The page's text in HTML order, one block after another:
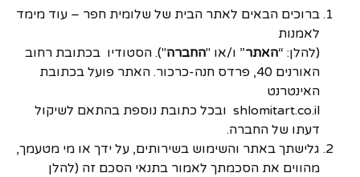
ברוכים הבאים לאתר הבית של שלומית חפר – עוד מימד
לאמנות
(להלן: “האתר” ו/או "החברה"). הסטודיו בכתובת רחוב
האורנים 40, פרדס חנה-כרכור. האתר פועל בכתובת
האינטרנט
shlomitart.co.il ובכל כתובת נוספת בהתאם לשיקול
דעתו של החברה.
גלישתך באתר והשימוש בשירותים, על ידך או מי מטעמך,
מהווים את הסכמתך לאמור בתנאי הסכם זה (להלן